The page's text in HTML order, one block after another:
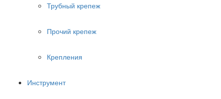
Трубный крепеж
Прочий крепеж
Крепления
Инструмент